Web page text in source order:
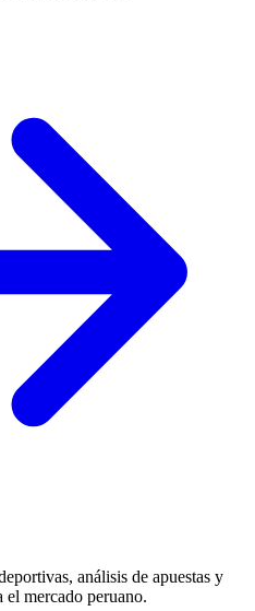
análisis de apuestas y
el mercado peruano.